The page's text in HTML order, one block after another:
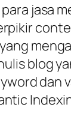
jasa
blog